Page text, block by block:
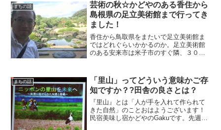
まちの話
芸術の秋☆かどやのある香住から
島根県の足立美術館まで行ってき
ました！
香住から鳥取県をまたいで足立美術館ま
ではどれぐらいかかるのか。足立美術館
のある安来市は米子市のすぐ隣、３０分
す。なんと、ノンストップなら２時間半
ちょっとで行けます。
まちの話
「里山」ってどういう意味かご存
知ですか？?田舎の良さとは？
『里山』とは「人が手を入れて作られて
きた自然」のことおはようございます！
民宿美味し宿かどやのGakuです。先週の